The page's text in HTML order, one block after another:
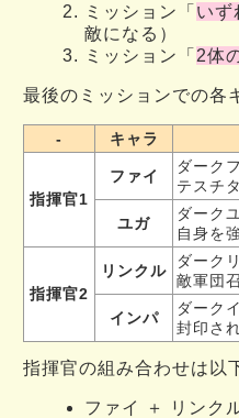
ミッション「 いず
敵になる）
ミッション「 2体
最後のミッションでの各
- キャラ
指揮官1
ファイ
ダーク
テスチ
ユガ
ダーク
自身を
指揮官2
リンクル
ダーク
敵軍団
インパ
ダーク
封印さ
指揮官の組み合わせは以
ファイ ＋ リンク